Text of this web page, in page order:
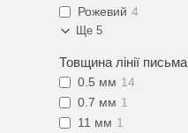
Рожевий 4
Ще 5
Товщина лінії письма
0.5 мм 14
0.7 мм 1
11 мм 1